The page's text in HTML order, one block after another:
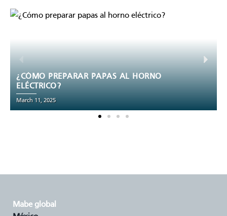
5 RECETAS QUE NO PUEDES DEJAR DE
HACER EN EL HORNO DE TU ESTUFA A
GAS
December 2, 2024
mabe global